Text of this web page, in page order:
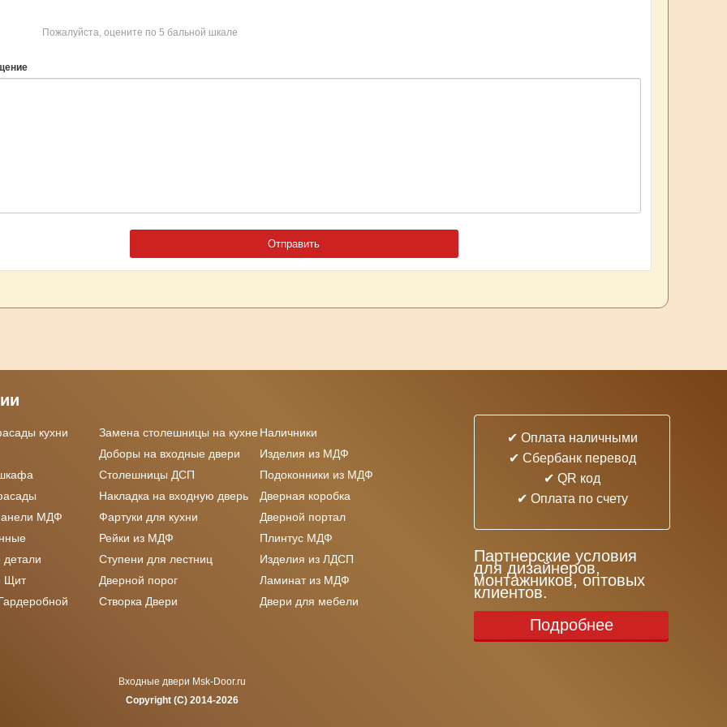
Пожалуйста, оцените по 5 бальной шкале
кухни Замена столешницы на кухнеНаличники
Доборы на входные двери
Изделия из МДФ
Столешницы ДСП
Подоконники из МДФ
Накладка на входную дверь
Дверная коробка
МДФ
Фартуки для кухни
Дверной портал
Рейки из МДФ
Плинтус МДФ
Ступени для лестниц
Изделия из ЛДСП
Щит
Дверной порог
Ламинат из МДФ
Створка Двери Двери для мебели
✔ Оплата наличными
✔ Cбербанк перевод
✔ QR код
✔ Оплата по счету
Партнерские условия
для дизайнеров,
монтажников, оптовых
клиентов.
Подробнее
Входные двери Msk-Door.ru
Copyright (C) 2014-2026